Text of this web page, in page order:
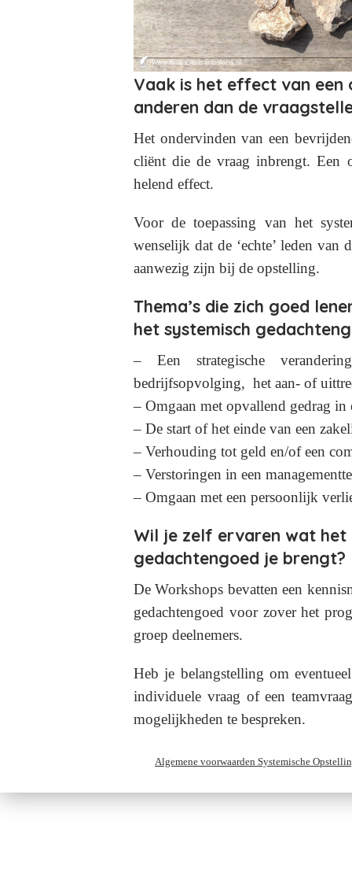
Vaak is het effect van
anderen dan de
Het ondervinden van een
cliënt die de vraag inbrengt. Een
helend effect.
Voor de toepassing van het
wenselijk dat de ‘echte’ leden
aanwezig zijn bij de opstelling.
Thema’s die zich goed
het systemisch
– Een strategische
bedrijfsopvolging, het aan- of
– Omgaan met opvallend gedrag
– De start of het einde van een
– Verhouding tot geld en/of een
– Verstoringen in een
– Omgaan met een persoonlijk
Wil je zelf ervaren wat het
gedachtengoed je brengt?
De Workshops bevatten een
gedachtengoed voor zover het
groep deelnemers.
Heb je belangstelling om
individuele vraag of een
mogelijkheden te bespreken.
Algemene voorwaarden Systemische